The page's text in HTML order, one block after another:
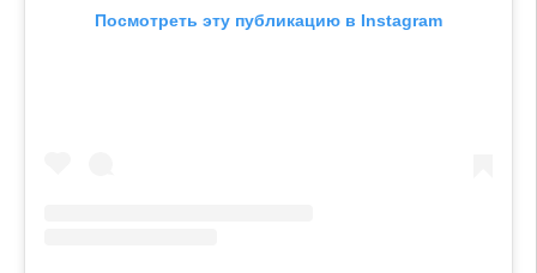
Посмотреть эту публикацию в Instagram